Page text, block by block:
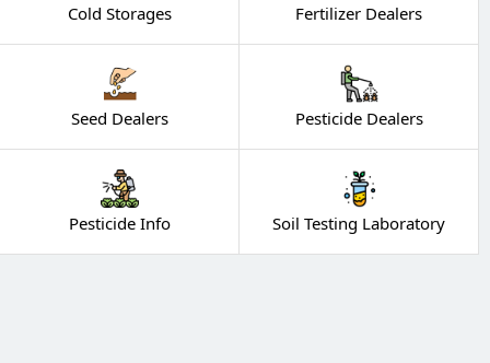
Cold Storages Fertilizer Dealers
Seed Dealers Pesticide Dealers
Pesticide Info Soil Testing Laboratory